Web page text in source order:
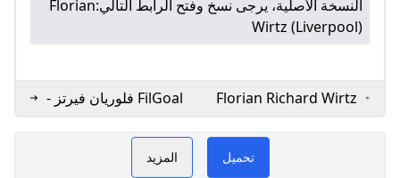
النسخة الأصلية، يرجى نسخ وفتح الرابط التالي:Florian
Wirtz (Liverpool)
Florian Richard Wirtz
Bayer 04 Leverkusen
Profil du joueur
Bundesliga
FilGoal فلوريان فيرتز -
لاعب نادي ليفربول
مخصص لمشجعي
تحميل المزيد